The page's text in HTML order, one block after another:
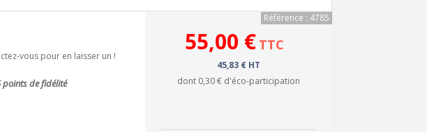
vous pour en laisser un !
points de fidélité
Référence : 4785
55,00 € TTC
45,83 € HT
dont 0,30 € d'éco-participation